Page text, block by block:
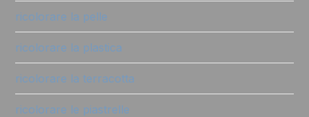
ricolorare la pelle
ricolorare la plastica
ricolorare la terracotta
ricolorare le piastrelle